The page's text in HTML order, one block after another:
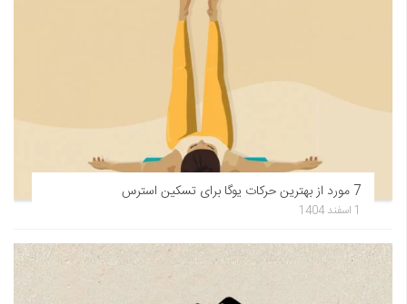
7 مورد از بهترین حرکات یوگا برای تسکین استرس
1 اسفند 1404